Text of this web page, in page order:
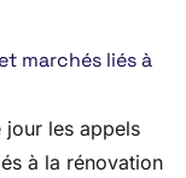
marchés liés à
jour les appels
à la rénovation